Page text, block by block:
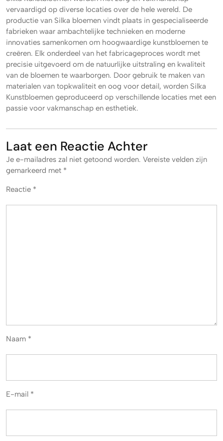
vervaardigd op diverse locaties over de hele wereld. De
productie van Silka bloemen vindt plaats in gespecialiseerde
fabrieken waar ambachtelijke technieken en moderne
innovaties samenkomen om hoogwaardige kunstbloemen te
creëren. Elk onderdeel van het fabricageproces wordt met
precisie uitgevoerd om de natuurlijke uitstraling en kwaliteit
van de bloemen te waarborgen. Door gebruik te maken van
materialen van topkwaliteit en oog voor detail, worden Silka
Kunstbloemen geproduceerd op verschillende locaties met een
passie voor vakmanschap en esthetiek.
Laat een Reactie Achter
Je e-mailadres zal niet getoond worden. Vereiste velden zijn
gemarkeerd met *
Reactie *
Naam *
E-mail *